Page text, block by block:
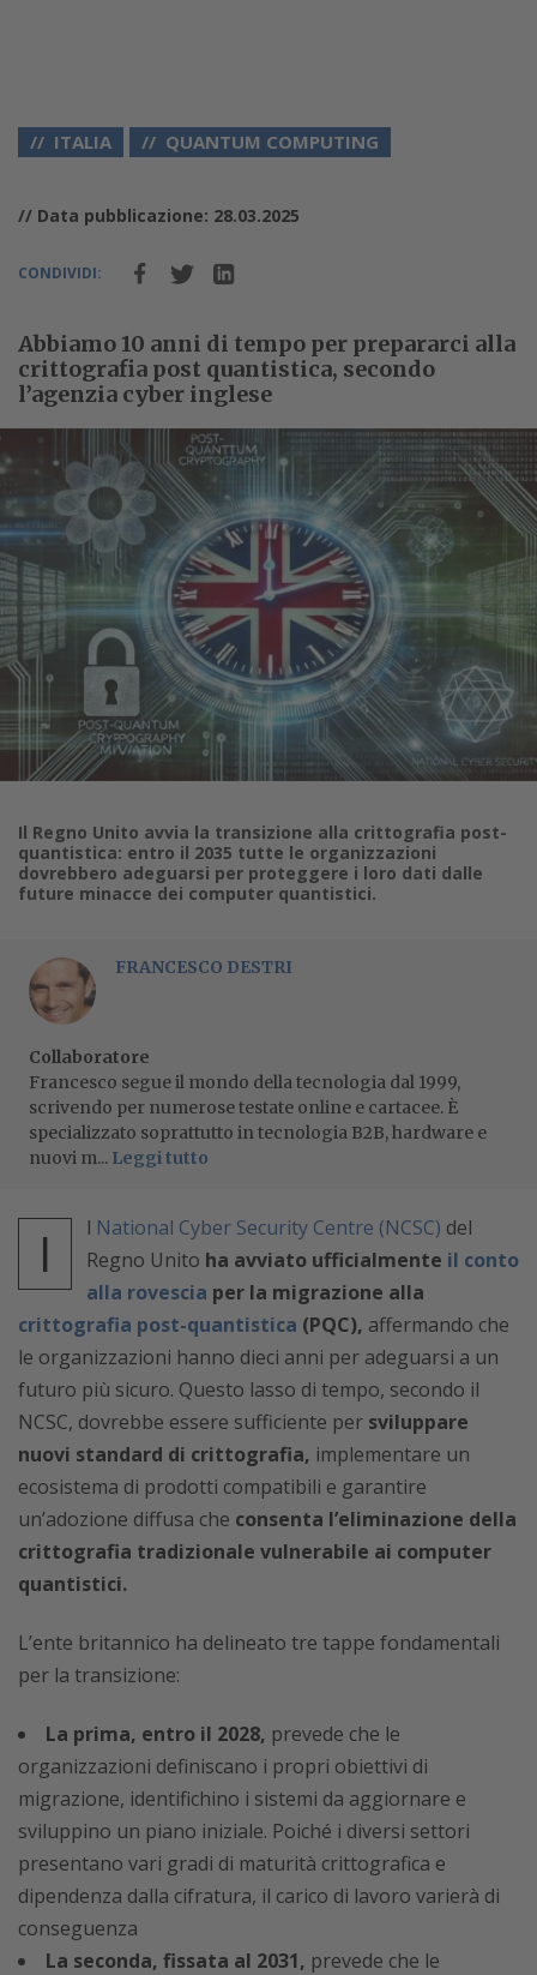
ITALIA QUANTUM COMPUTING
// Data pubblicazione: 28.03.2025
CONDIVIDI:
Abbiamo 10 anni di tempo per prepararci alla
crittografia post quantistica, secondo
l’agenzia cyber inglese
Il Regno Unito avvia la transizione alla crittografia post-
quantistica: entro il 2035 tutte le organizzazioni
dovrebbero adeguarsi per proteggere i loro dati dalle
future minacce dei computer quantistici.
FRANCESCO DESTRI
Collaboratore
Francesco segue il mondo della tecnologia dal 1999,
scrivendo per numerose testate online e cartacee. È
specializzato soprattutto in tecnologia B2B, hardware e
nuovi m... Leggi tutto
I l National Cyber Security Centre (NCSC) del
Regno Unito ha avviato ufficialmente il conto
alla rovescia per la migrazione alla
crittografia post-quantistica (PQC), affermando che
le organizzazioni hanno dieci anni per adeguarsi a un
futuro più sicuro. Questo lasso di tempo, secondo il
NCSC, dovrebbe essere sufficiente per sviluppare
nuovi standard di crittografia, implementare un
ecosistema di prodotti compatibili e garantire
un’adozione diffusa che consenta l’eliminazione della
crittografia tradizionale vulnerabile ai computer
quantistici.
L’ente britannico ha delineato tre tappe fondamentali
per la transizione:
La prima, entro il 2028, prevede che le
organizzazioni definiscano i propri obiettivi di
migrazione, identifichino i sistemi da aggiornare e
sviluppino un piano iniziale. Poiché i diversi settori
presentano vari gradi di maturità crittografica e
dipendenza dalla cifratura, il carico di lavoro varierà di
conseguenza
La seconda, fissata al 2031, prevede che le